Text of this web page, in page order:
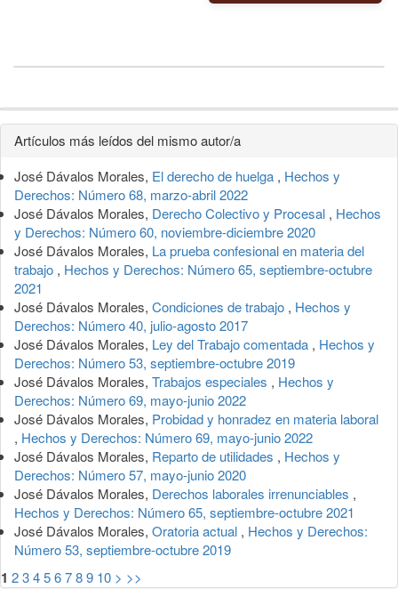
Detalles
del
artículo
Artículos más leídos del mismo autor/a
José Dávalos Morales, El derecho de huelga , Hechos y
Derechos: Número 68, marzo-abril 2022
José Dávalos Morales, Derecho Colectivo y Procesal , Hechos
y Derechos: Número 60, noviembre-diciembre 2020
José Dávalos Morales, La prueba confesional en materia del
trabajo , Hechos y Derechos: Número 65, septiembre-octubre
2021
José Dávalos Morales, Condiciones de trabajo , Hechos y
Derechos: Número 40, julio-agosto 2017
José Dávalos Morales, Ley del Trabajo comentada , Hechos y
Derechos: Número 53, septiembre-octubre 2019
José Dávalos Morales, Trabajos especiales , Hechos y
Derechos: Número 69, mayo-junio 2022
José Dávalos Morales, Probidad y honradez en materia laboral
, Hechos y Derechos: Número 69, mayo-junio 2022
José Dávalos Morales, Reparto de utilidades , Hechos y
Derechos: Número 57, mayo-junio 2020
José Dávalos Morales, Derechos laborales irrenunciables ,
Hechos y Derechos: Número 65, septiembre-octubre 2021
José Dávalos Morales, Oratoria actual , Hechos y Derechos:
Número 53, septiembre-octubre 2019
1 23456789 10 > >>